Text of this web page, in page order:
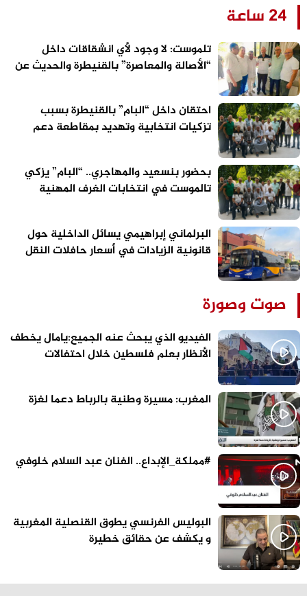
24 ساعة
تلموست: لا وجود لأي انشقاقات داخل
“الأصالة والمعاصرة” بالقنيطرة والحديث عن
احتقان داخل “البام” بالقنيطرة بسبب
تزكيات انتخابية وتهديد بمقاطعة دعم
بحضور بنسعيد والمهاجري.. “البام” يزكي
تالموست في انتخابات الغرف المهنية
البرلماني إبراهيمي يسائل الداخلية حول
قانونية الزيادات في أسعار حافلات النقل
صوت وصورة
الفيديو الذي يبحث عنه الجميع:يامال يخطف
الأنظار بعلم فلسطين خلال احتفالات
المغرب: مسيرة وطنية بالرباط دعما لغزة
#مملكة_الإبداع.. الفنان عبد السلام خلوفي
البوليس الفرنسي يطوق القنصلية المغربية
و يكشف عن حقائق خطيرة